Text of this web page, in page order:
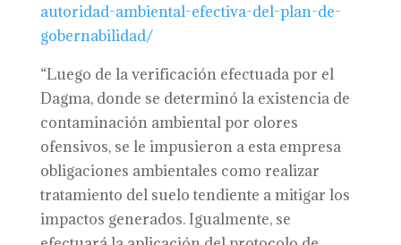
autoridad-ambiental-efectiva-del-plan-de-
gobernabilidad/
“Luego de la verificación efectuada por el
Dagma, donde se determinó la existencia de
contaminación ambiental por olores
ofensivos, se le impusieron a esta empresa
obligaciones ambientales como realizar
tratamiento del suelo tendiente a mitigar los
impactos generados. Igualmente, se